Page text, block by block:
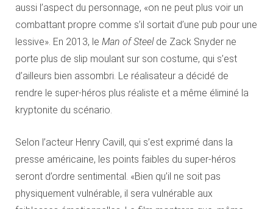
aussi l’aspect du personnage, «on ne peut plus voir un
combattant propre comme s’il sortait d’une pub pour une
lessive». En 2013, le Man of Steelde Zack Snyder ne
porte plus de slip moulant sur son costume, qui s’est
d’ailleurs bien assombri. Le réalisateur a décidé de
rendre le super-héros plus réaliste et a même éliminé la
kryptonite du scénario.
Selon l’acteur Henry Cavill, qui s’est exprimé dans la
presse américaine, les points faibles du super-héros
seront d’ordre sentimental. «Bien qu’il ne soit pas
physiquement vulnérable, il sera vulnérable aux